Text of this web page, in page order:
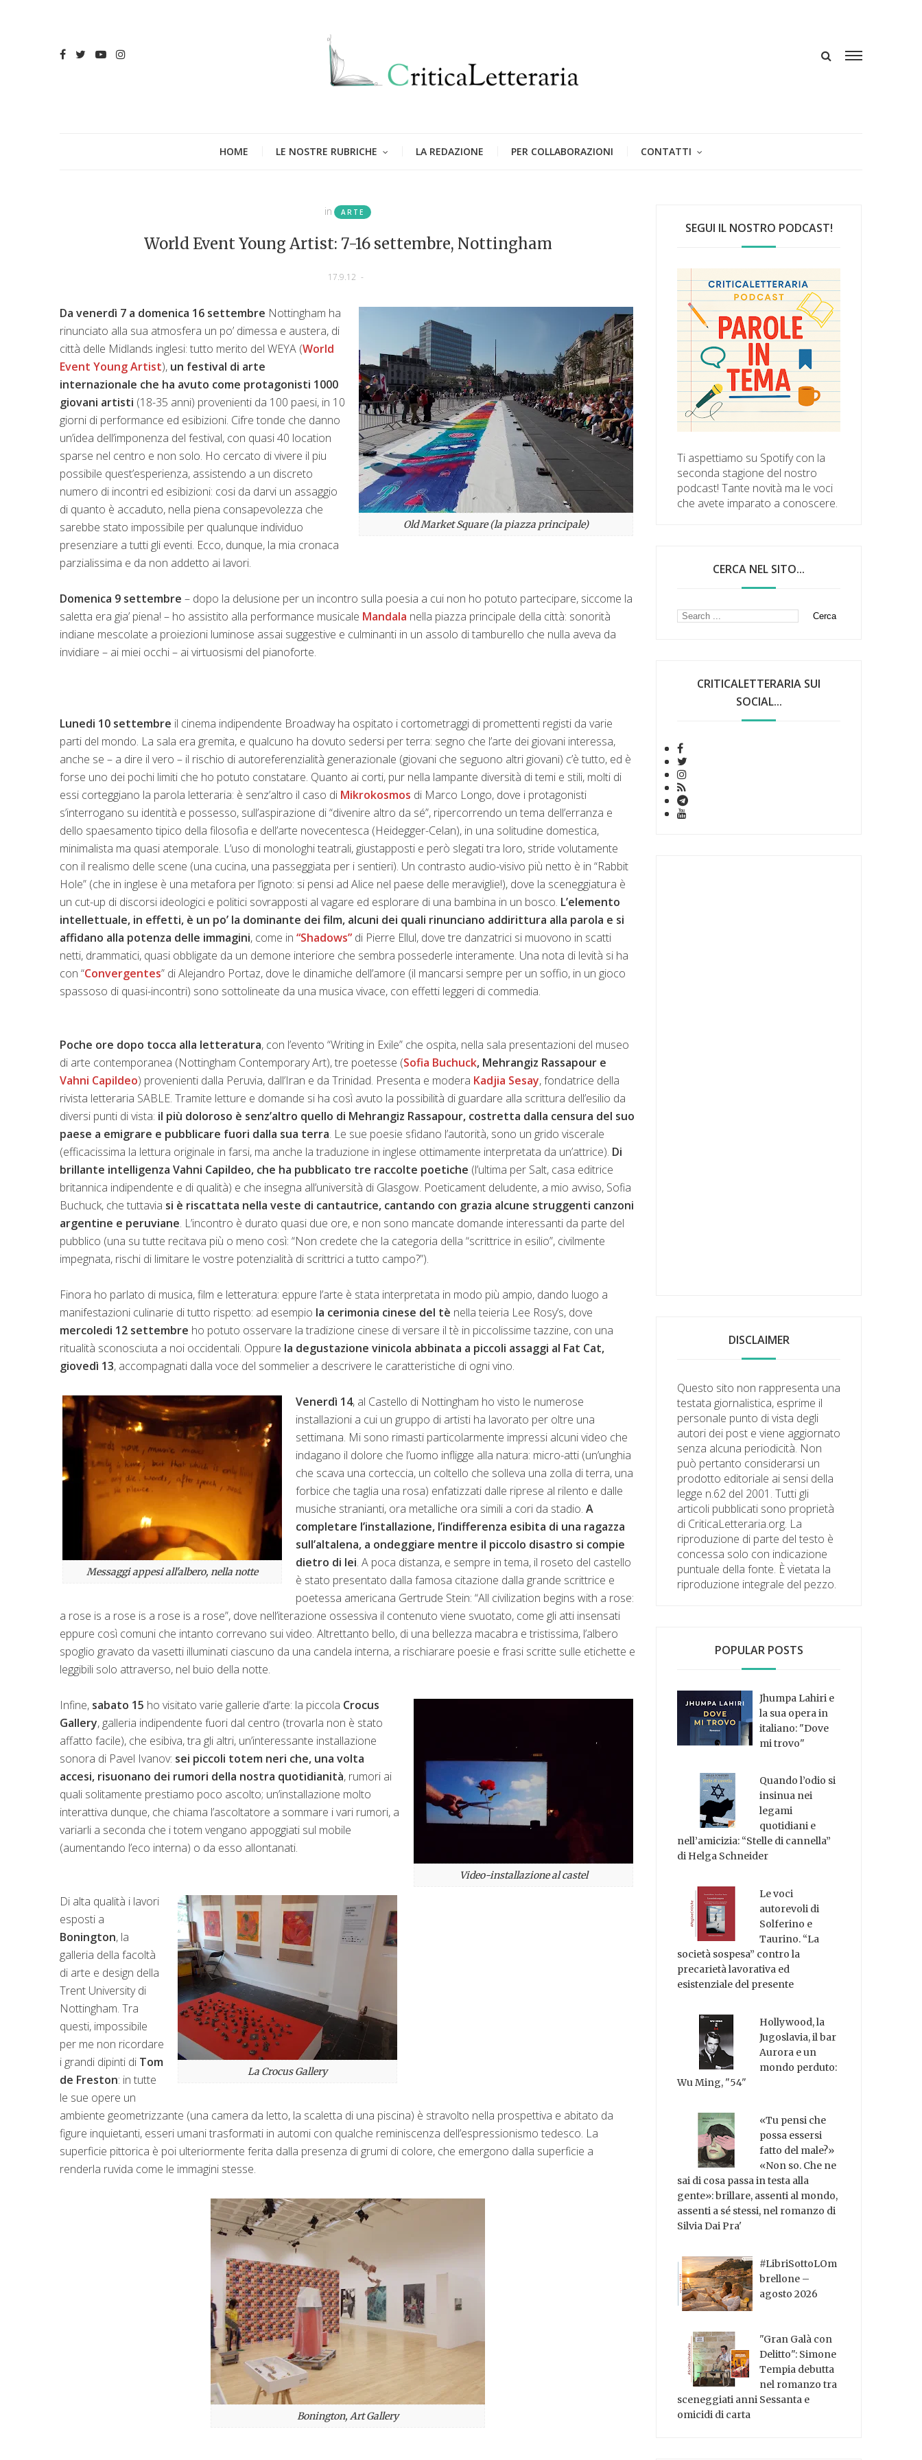
HOME LE NOSTRE RUBRICHE LA REDAZIONE PER COLLABORAZIONI CONTATTI
in ARTE
World Event Young Artist: 7-16 settembre, Nottingham
17.9.12 -
Old Market Square (la piazza principale)
Da venerdì 7 a domenica 16 settembre Nottingham ha
rinunciato alla sua atmosfera un po’ dimessa e austera, di
città delle Midlands inglesi: tutto merito del WEYA (World
Event Young Artist), un festival di arte
internazionale che ha avuto come protagonisti 1000
giovani artisti (18-35 anni) provenienti da 100 paesi, in 10
giorni di performance ed esibizioni. Cifre tonde che danno
un’idea dell’imponenza del festival, con quasi 40 location
sparse nel centro e non solo. Ho cercato di vivere il piu
possibile quest’esperienza, assistendo a un discreto
numero di incontri ed esibizioni: cosi da darvi un assaggio
di quanto è accaduto, nella piena consapevolezza che
sarebbe stato impossibile per qualunque individuo
presenziare a tutti gli eventi. Ecco, dunque, la mia cronaca
parzialissima e da non addetto ai lavori.
Domenica 9 settembre – dopo la delusione per un incontro sulla poesia a cui non ho potuto partecipare, siccome la
saletta era gia’ piena! – ho assistito alla performance musicale Mandala nella piazza principale della città: sonorità
indiane mescolate a proiezioni luminose assai suggestive e culminanti in un assolo di tamburello che nulla aveva da
invidiare – ai miei occhi – ai virtuosismi del pianoforte.
Lunedi 10 settembre il cinema indipendente Broadway ha ospitato i cortometraggi di promettenti registi da varie
parti del mondo. La sala era gremita, e qualcuno ha dovuto sedersi per terra: segno che l’arte dei giovani interessa,
anche se – a dire il vero – il rischio di autoreferenzialità generazionale (giovani che seguono altri giovani) c’è tutto, ed è
forse uno dei pochi limiti che ho potuto constatare. Quanto ai corti, pur nella lampante diversità di temi e stili, molti di
essi corteggiano la parola letteraria: è senz’altro il caso di Mikrokosmos di Marco Longo, dove i protagonisti
s’interrogano su identità e possesso, sull’aspirazione di “divenire altro da sé”, ripercorrendo un tema dell’erranza e
dello spaesamento tipico della filosofia e dell’arte novecentesca (Heidegger-Celan), in una solitudine domestica,
minimalista ma quasi atemporale. L’uso di monologhi teatrali, giustapposti e però slegati tra loro, stride volutamente
con il realismo delle scene (una cucina, una passeggiata per i sentieri). Un contrasto audio-visivo più netto è in “Rabbit
Hole” (che in inglese è una metafora per l’ignoto: si pensi ad Alice nel paese delle meraviglie!), dove la sceneggiatura è
un cut-up di discorsi ideologici e politici sovrapposti al vagare ed esplorare di una bambina in un bosco. L’elemento
intellettuale, in effetti, è un po’ la dominante dei film, alcuni dei quali rinunciano addirittura alla parola e si
affidano alla potenza delle immagini, come in “Shadows” di Pierre Ellul, dove tre danzatrici si muovono in scatti
netti, drammatici, quasi obbligate da un demone interiore che sembra possederle interamente. Una nota di levità si ha
con “Convergentes” di Alejandro Portaz, dove le dinamiche dell’amore (il mancarsi sempre per un soffio, in un gioco
spassoso di quasi-incontri) sono sottolineate da una musica vivace, con effetti leggeri di commedia.
Poche ore dopo tocca alla letteratura, con l’evento “Writing in Exile” che ospita, nella sala presentazioni del museo
di arte contemporanea (Nottingham Contemporary Art), tre poetesse (Sofia Buchuck, Mehrangiz Rassapour e
Vahni Capildeo) provenienti dalla Peruvia, dall’Iran e da Trinidad. Presenta e modera Kadjia Sesay, fondatrice della
rivista letteraria SABLE. Tramite letture e domande si ha così avuto la possibilità di guardare alla scrittura dell’esilio da
diversi punti di vista: il più doloroso è senz’altro quello di Mehrangiz Rassapour, costretta dalla censura del suo
paese a emigrare e pubblicare fuori dalla sua terra. Le sue poesie sfidano l’autorità, sono un grido viscerale
(efficacissima la lettura originale in farsi, ma anche la traduzione in inglese ottimamente interpretata da un’attrice). Di
brillante intelligenza Vahni Capildeo, che ha pubblicato tre raccolte poetiche (l’ultima per Salt, casa editrice
britannica indipendente e di qualità) e che insegna all’università di Glasgow. Poeticament deludente, a mio avviso, Sofia
Buchuck, che tuttavia si è riscattata nella veste di cantautrice, cantando con grazia alcune struggenti canzoni
argentine e peruviane. L’incontro è durato quasi due ore, e non sono mancate domande interessanti da parte del
pubblico (una su tutte recitava più o meno così: “Non credete che la categoria della “scrittrice in esilio”, civilmente
impegnata, rischi di limitare le vostre potenzialità di scrittrici a tutto campo?”).
Finora ho parlato di musica, film e letteratura: eppure l’arte è stata interpretata in modo più ampio, dando luogo a
manifestazioni culinarie di tutto rispetto: ad esempio la cerimonia cinese del tè nella teieria Lee Rosy’s, dove
mercoledi 12 settembre ho potuto osservare la tradizione cinese di versare il tè in piccolissime tazzine, con una
ritualità sconosciuta a noi occidentali. Oppure la degustazione vinicola abbinata a piccoli assaggi al Fat Cat,
giovedì 13, accompagnati dalla voce del sommelier a descrivere le caratteristiche di ogni vino.
Messaggi appesi all'albero, nella notte
Venerdì 14, al Castello di Nottingham ho visto le numerose
installazioni a cui un gruppo di artisti ha lavorato per oltre una
settimana. Mi sono rimasti particolarmente impressi alcuni video che
indagano il dolore che l’uomo infligge alla natura: micro-atti (un’unghia
che scava una corteccia, un coltello che solleva una zolla di terra, una
forbice che taglia una rosa) enfatizzati dalle riprese al rilento e dalle
musiche stranianti, ora metalliche ora simili a cori da stadio. A
completare l’installazione, l’indifferenza esibita di una ragazza
sull’altalena, a ondeggiare mentre il piccolo disastro si compie
dietro di lei. A poca distanza, e sempre in tema, il roseto del castello
è stato presentato dalla famosa citazione dalla grande scrittrice e
poetessa americana Gertrude Stein: “All civilization begins with a rose:
a rose is a rose is a rose is a rose”, dove nell’iterazione ossessiva il contenuto viene svuotato, come gli atti insensati
eppure così comuni che intanto correvano sui video. Altrettanto bello, di una bellezza macabra e tristissima, l’albero
spoglio gravato da vasetti illuminati ciascuno da una candela interna, a rischiarare poesie e frasi scritte sulle etichette e
leggibili solo attraverso, nel buio della notte.
Video-installazione al castel
Infine, sabato 15 ho visitato varie gallerie d’arte: la piccola Crocus
Gallery, galleria indipendente fuori dal centro (trovarla non è stato
affatto facile), che esibiva, tra gli altri, un’interessante installazione
sonora di Pavel Ivanov: sei piccoli totem neri che, una volta
accesi, risuonano dei rumori della nostra quotidianità, rumori ai
quali solitamente prestiamo poco ascolto; un’installazione molto
interattiva dunque, che chiama l’ascoltatore a sommare i vari rumori, a
variarli a seconda che i totem vengano appoggiati sul mobile
(aumentando l’eco interna) o da esso allontanati.
La Crocus Gallery
Di alta qualità i lavori
esposti a
Bonington, la
galleria della facoltà
di arte e design della
Trent University di
Nottingham. Tra
questi, impossibile
per me non ricordare
i grandi dipinti di Tom
de Freston: in tutte
le sue opere un
ambiente geometrizzante (una camera da letto, la scaletta di una piscina) è stravolto nella prospettiva e abitato da
figure inquietanti, esseri umani trasformati in automi con qualche reminiscenza dell’espressionismo tedesco. La
superficie pittorica è poi ulteriormente ferita dalla presenza di grumi di colore, che emergono dalla superficie a
renderla ruvida come le immagini stesse.
Bonington, Art Gallery
SEGUI IL NOSTRO PODCAST!
Ti aspettiamo su Spotify con la
seconda stagione del nostro
podcast! Tante novità ma le voci
che avete imparato a conoscere.
CERCA NEL SITO...
CRITICALETTERARIA SUI
SOCIAL...
DISCLAIMER
Questo sito non rappresenta una
testata giornalistica, esprime il
personale punto di vista degli
autori dei post e viene aggiornato
senza alcuna periodicità. Non
può pertanto considerarsi un
prodotto editoriale ai sensi della
legge n.62 del 2001. Tutti gli
articoli pubblicati sono proprietà
di CriticaLetteraria.org. La
riproduzione di parte del testo è
concessa solo con indicazione
puntuale della fonte. È vietata la
riproduzione integrale del pezzo.
POPULAR POSTS
Jhumpa Lahiri e
la sua opera in
italiano: "Dove
mi trovo"
Quando l’odio si
insinua nei
legami
quotidiani e
nell’amicizia: “Stelle di cannella”
di Helga Schneider
Le voci
autorevoli di
Solferino e
Taurino. “La
società sospesa” contro la
precarietà lavorativa ed
esistenziale del presente
Hollywood, la
Jugoslavia, il bar
Aurora e un
mondo perduto:
Wu Ming, "54"
«Tu pensi che
possa essersi
fatto del male?»
«Non so. Che ne
sai di cosa passa in testa alla
gente»: brillare, assenti al mondo,
assenti a sé stessi, nel romanzo di
Silvia Dai Pra'
#LibriSottoLOm
brellone –
agosto 2026
"Gran Galà con
Delitto": Simone
Tempia debutta
nel romanzo tra
sceneggiati anni Sessanta e
omicidi di carta